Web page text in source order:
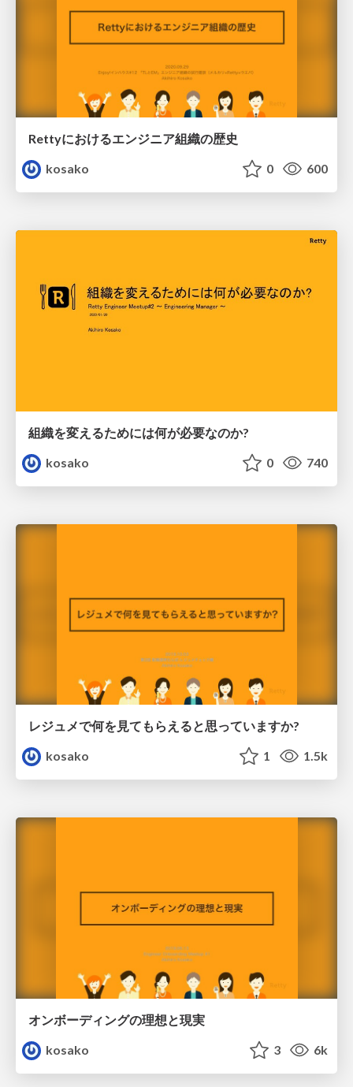
Rettyにおけるエンジニア組織の歴史
kosako
0 600
組織を変えるためには何が必要なのか?
kosako
0 740
レジュメで何を見てもらえると思っていますか?
kosako
1 1.5k
オンボーディングの理想と現実
kosako
3 6k